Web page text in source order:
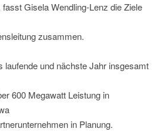
Gisela Wendling-Lenz die Ziele
zusammen.
laufende und nächste Jahr insgesamt
600 Megawatt Leistung in
in Planung.